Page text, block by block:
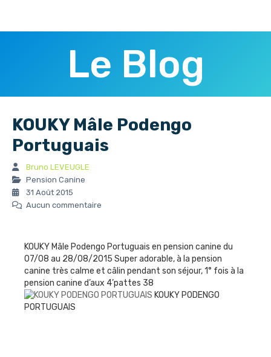
Le Blog
KOUKY Mâle Podengo
Portuguais
Bruno LEVEUGLE
Pension Canine
31 Août 2015
Aucun commentaire
KOUKY Mâle Podengo Portuguais en pension canine du
07/08 au 28/08/2015 Super adorable, à la pension
canine très calme et câlin pendant son séjour, 1° fois à la
pension canine d’aux 4’pattes 38
KOUKY PODENGO
PORTUGUAIS